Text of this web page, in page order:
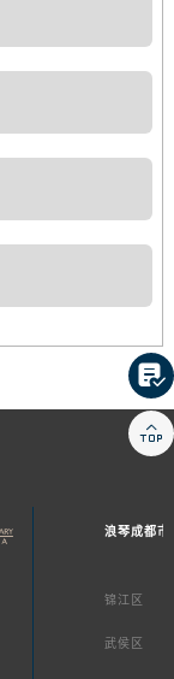
浪琴成都市
锦江区
武侯区

